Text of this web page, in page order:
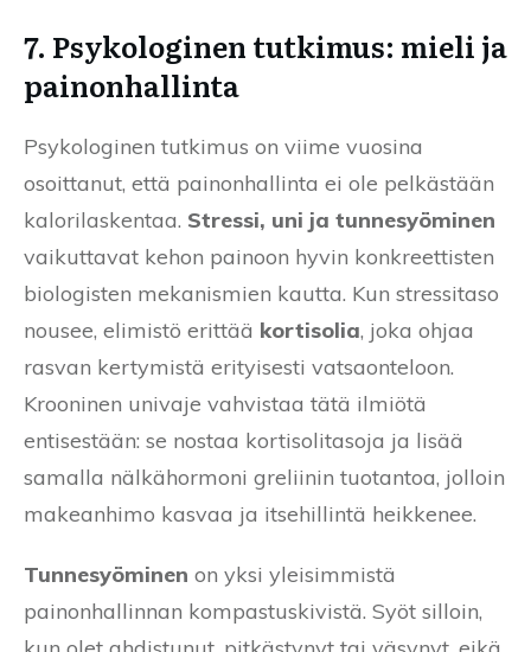
7. Psykologinen tutkimus: mieli ja
painonhallinta
Psykologinen tutkimus on viime vuosina
osoittanut, että painonhallinta ei ole pelkästään
kalorilaskentaa. Stressi, uni ja tunnesyöminen
vaikuttavat kehon painoon hyvin konkreettisten
biologisten mekanismien kautta. Kun stressitaso
nousee, elimistö erittää kortisolia, joka ohjaa
rasvan kertymistä erityisesti vatsaonteloon.
Krooninen univaje vahvistaa tätä ilmiötä
entisestään: se nostaa kortisolitasoja ja lisää
samalla nälkähormoni greliinin tuotantoa, jolloin
makeanhimo kasvaa ja itsehillintä heikkenee.
Tunnesyöminen on yksi yleisimmistä
painonhallinnan kompastuskivistä. Syöt silloin,